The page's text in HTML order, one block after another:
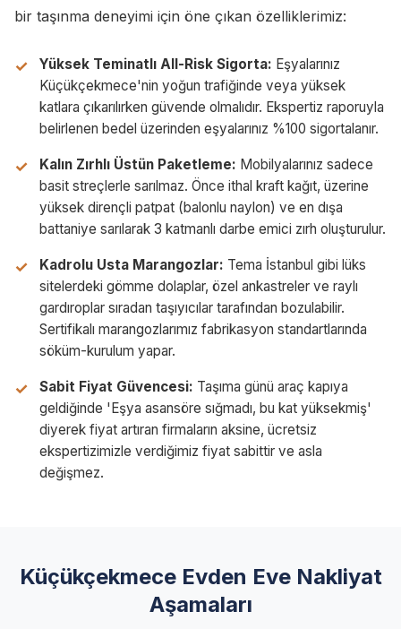
bir taşınma deneyimi için öne çıkan özelliklerimiz:
Yüksek Teminatlı All-Risk Sigorta: Eşyalarınız
Küçükçekmece'nin yoğun trafiğinde veya yüksek
katlara çıkarılırken güvende olmalıdır. Ekspertiz raporuyla
belirlenen bedel üzerinden eşyalarınız %100 sigortalanır.
Kalın Zırhlı Üstün Paketleme: Mobilyalarınız sadece
basit streçlerle sarılmaz. Önce ithal kraft kağıt, üzerine
yüksek dirençli patpat (balonlu naylon) ve en dışa
battaniye sarılarak 3 katmanlı darbe emici zırh oluşturulur.
Kadrolu Usta Marangozlar: Tema İstanbul gibi lüks
sitelerdeki gömme dolaplar, özel ankastreler ve raylı
gardıroplar sıradan taşıyıcılar tarafından bozulabilir.
Sertifikalı marangozlarımız fabrikasyon standartlarında
söküm-kurulum yapar.
Sabit Fiyat Güvencesi: Taşıma günü araç kapıya
geldiğinde 'Eşya asansöre sığmadı, bu kat yüksekmiş'
diyerek fiyat artıran firmaların aksine, ücretsiz
ekspertizimizle verdiğimiz fiyat sabittir ve asla
değişmez.
Küçükçekmece Evden Eve Nakliyat
Aşamaları